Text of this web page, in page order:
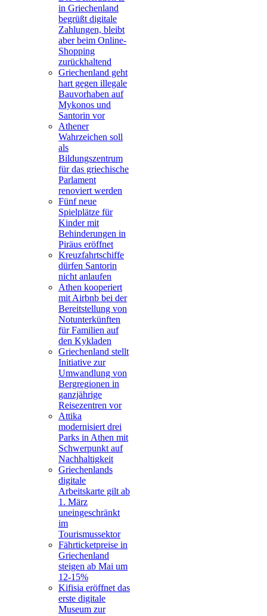
in Griechenland
begrüßt digitale
Zahlungen, bleibt
aber beim Online-
Shopping
zurückhaltend
Griechenland geht
hart gegen illegale
Bauvorhaben auf
Mykonos und
Santorin vor
Athener
Wahrzeichen soll
als
Bildungszentrum
für das griechische
Parlament
renoviert werden
Fünf neue
Spielplätze für
Kinder mit
Behinderungen in
Piräus eröffnet
Kreuzfahrtschiffe
dürfen Santorin
nicht anlaufen
Athen kooperiert
mit Airbnb bei der
Bereitstellung von
Notunterkünften
für Familien auf
den Kykladen
Griechenland stellt
Initiative zur
Umwandlung von
Bergregionen in
ganzjährige
Reisezentren vor
Attika
modernisiert drei
Parks in Athen mit
Schwerpunkt auf
Nachhaltigkeit
Griechenlands
digitale
Arbeitskarte gilt ab
1. März
uneingeschränkt
im
Tourismussektor
Fährticketpreise in
Griechenland
steigen ab Mai um
12-15%
Kifisia eröffnet das
erste digitale
Museum zur